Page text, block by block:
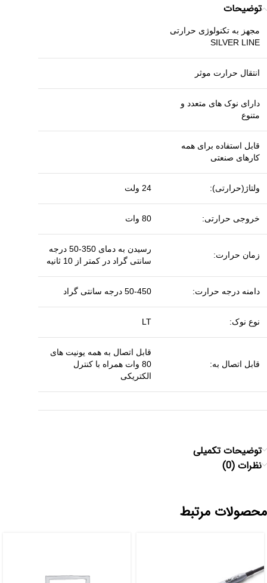
توضیحات
مجهز به تکنولوژی حرارتی
SILVER LINE
انتقال حرارت موثر
دارای نوک های متعدد و
متنوع
قابل استفاده برای همه
کارهای صنعتی
ولتاژ(حرارتی): 24 ولت
خروجی حرارتی: 80 وات
زمان حرارت:
رسیدن به دمای 350-50 درجه
سانتی گراد در کمتر از 10 ثانیه
دامنه درجه حرارت: 50-450 درجه سانتی گراد
نوع نوک: LT
قابل اتصال به:
قابل اتصال به همه یونیت های
80 وات همراه با کنترل
الکتریکی
توضیحات تکمیلی
نظرات (0)
محصولات مرتبط